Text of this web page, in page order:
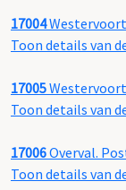
17004
Toon details van
17005
Toon details van
17006Overval.
Toon details van